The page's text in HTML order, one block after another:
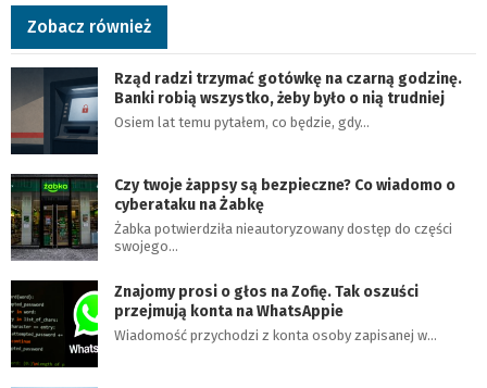
Zobacz również
Rząd radzi trzymać gotówkę na czarną godzinę.
Banki robią wszystko, żeby było o nią trudniej
Osiem lat temu pytałem, co będzie, gdy…
Czy twoje żappsy są bezpieczne? Co wiadomo o
cyberataku na Żabkę
Żabka potwierdziła nieautoryzowany dostęp do części
swojego…
Znajomy prosi o głos na Zofię. Tak oszuści
przejmują konta na WhatsAppie
Wiadomość przychodzi z konta osoby zapisanej w…